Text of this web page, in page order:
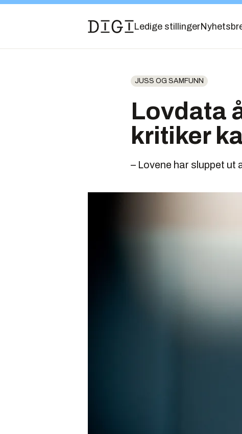
Ledige stillinger
JUSS OG SAMFUNN
Lovdata
kritiker
– Lovene har sluppet ut